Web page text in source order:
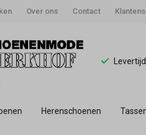
Over ons Contact
Herenschoenen